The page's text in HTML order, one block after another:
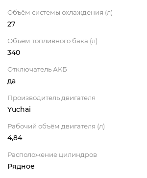
Объём системы охлаждения (л)
27
Объём топливного бака (л)
340
Отключатель АКБ
да
Производитель двигателя
Yuchai
Рабочий объём двигателя (л)
4,84
Расположение цилиндров
Рядное